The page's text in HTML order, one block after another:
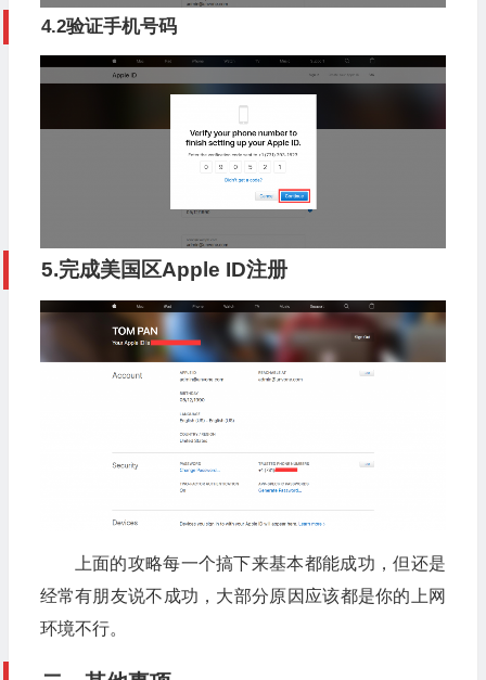
4.2验证手机号码
5.完成美国区Apple ID注册
上面的攻略每一个搞下来基本都能成功，但还是
经常有朋友说不成功，大部分原因应该都是你的上网
环境不行。